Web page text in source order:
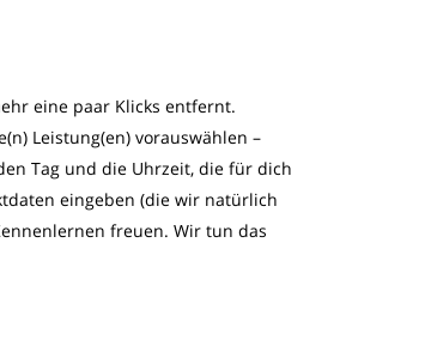
eine paar Klicks entfernt.
Leistung(en) vorauswählen –
Tag und die Uhrzeit, die für dich
eingeben (die wir natürlich
freuen. Wir tun das